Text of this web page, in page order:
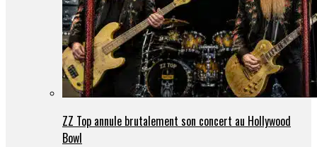
ZZ Top annule brutalement son concert au Hollywood
Bowl